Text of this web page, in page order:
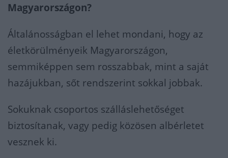
Magyarországon?
Általánosságban el lehet mondani, hogy az
életkörülményeik Magyarországon,
semmiképpen sem rosszabbak, mint a saját
hazájukban, sőt rendszerint sokkal jobbak.
Sokuknak csoportos szálláslehetőséget
biztosítanak, vagy pedig közösen albérletet
vesznek ki.